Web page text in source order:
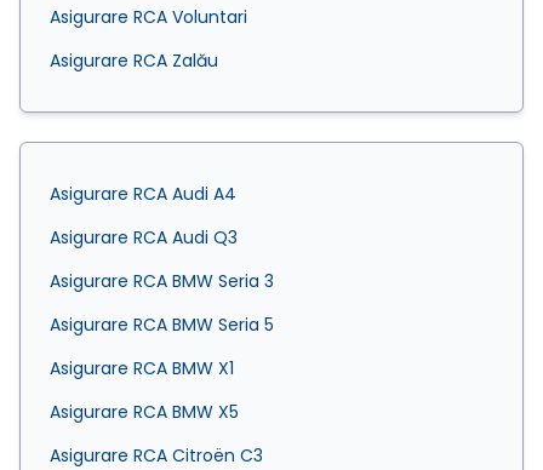
Asigurare RCA Voluntari
Asigurare RCA Zalău
Asigurare RCA Audi A4
Asigurare RCA Audi Q3
Asigurare RCA BMW Seria 3
Asigurare RCA BMW Seria 5
Asigurare RCA BMW X1
Asigurare RCA BMW X5
Asigurare RCA Citroën C3